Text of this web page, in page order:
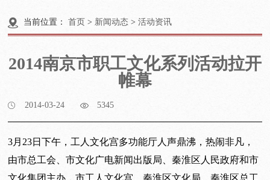
当前位置：首页 > 新闻动态 >活动资讯
2014南京市职工文化系列活动拉开
帷幕
2014-03-24 5345
3月23日下午，工人文化宫多功能厅人声鼎沸，热闹非凡，
由市总工会、市文化广电新闻出版局、秦淮区人民政府和市